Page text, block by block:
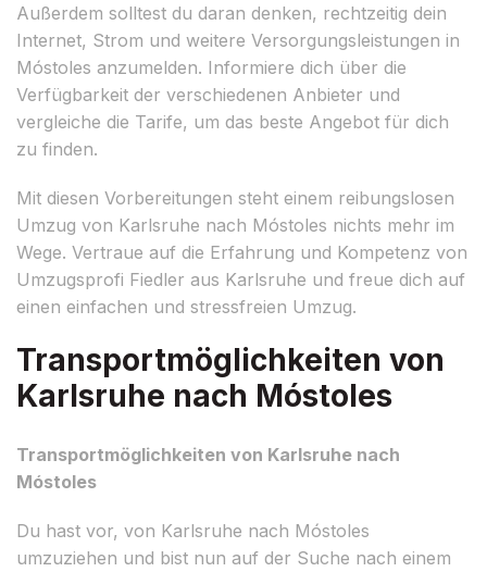
Außerdem solltest du daran denken, rechtzeitig dein
Internet, Strom und weitere Versorgungsleistungen in
Móstoles anzumelden. Informiere dich über die
Verfügbarkeit der verschiedenen Anbieter und
vergleiche die Tarife, um das beste Angebot für dich
zu finden.
Mit diesen Vorbereitungen steht einem reibungslosen
Umzug von Karlsruhe nach Móstoles nichts mehr im
Wege. Vertraue auf die Erfahrung und Kompetenz von
Umzugsprofi Fiedler aus Karlsruhe und freue dich auf
einen einfachen und stressfreien Umzug.
Transportmöglichkeiten von
Karlsruhe nach Móstoles
Transportmöglichkeiten von Karlsruhe nach
Móstoles
Du hast vor, von Karlsruhe nach Móstoles
umzuziehen und bist nun auf der Suche nach einem